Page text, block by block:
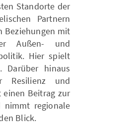
Standorte der
Partnern
Beziehungen mit
Außen- und
Hier spielt
Darüber hinaus
Resilienz und
Beitrag zur
nimmt regionale
Blick.